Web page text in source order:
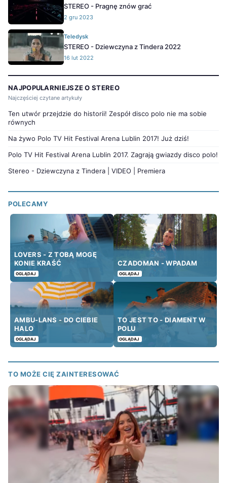
STEREO - Pragnę znów grać
2 gru 2023
Teledysk
STEREO - Dziewczyna z Tindera 2022
16 lut 2022
NAJPOPULARNIEJSZE O STEREO
Najczęściej czytane artykuły
Ten utwór przejdzie do historii! Zespół disco polo nie ma sobie
równych
Na żywo Polo TV Hit Festival Arena Lublin 2017! Już dziś!
Polo TV Hit Festival Arena Lublin 2017. Zagrają gwiazdy disco polo!
Stereo - Dziewczyna z Tindera | VIDEO | Premiera
POLECAMY
LOVERS - Z TOBĄ MOGĘ
KONIE KRAŚĆ
OGLĄDAJ
CZADOMAN - WPADAM
OGLĄDAJ
AMBU-LANS - DO CIEBIE
HALO
OGLĄDAJ
TO JEST TO - DIAMENT W
POLU
OGLĄDAJ
TO MOŻE CIĘ ZAINTERESOWAĆ